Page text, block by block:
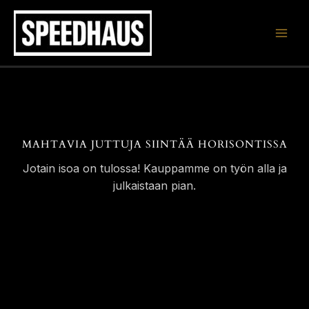
Siirry
sisältöön
MAHTAVIA JUTTUJA SIINTÄÄ HORISONTISSA
Jotain isoa on tulossa! Kauppamme on työn alla ja
julkaistaan pian.